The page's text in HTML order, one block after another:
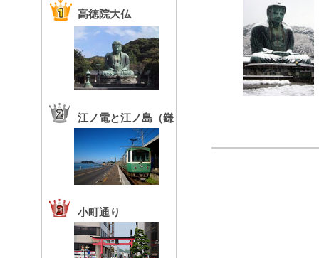
高徳院大仏
江ノ電と江ノ島（鎌
倉高校前駅）
小町通り